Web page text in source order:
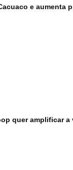
e aumenta
quer amplificar